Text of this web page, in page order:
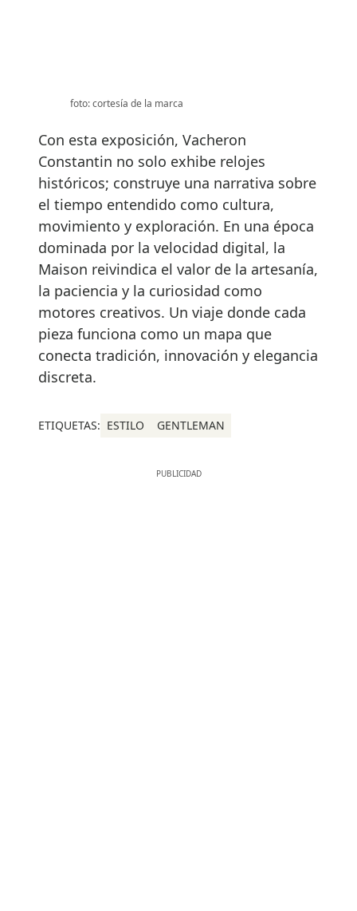
foto: cortesía de la marca
Con esta exposición, Vacheron
Constantin no solo exhibe relojes
históricos; construye una narrativa sobre
el tiempo entendido como cultura,
movimiento y exploración. En una época
dominada por la velocidad digital, la
Maison reivindica el valor de la artesanía,
la paciencia y la curiosidad como
motores creativos. Un viaje donde cada
pieza funciona como un mapa que
conecta tradición, innovación y elegancia
discreta.
ETIQUETAS: ESTILO GENTLEMAN